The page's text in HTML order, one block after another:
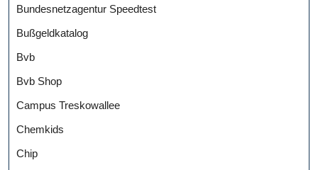
Bundesnetzagentur Speedtest
Bußgeldkatalog
Bvb
Bvb Shop
Campus Treskowallee
Chemkids
Chip